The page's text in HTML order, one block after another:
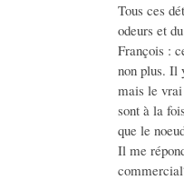
Tous ces
odeurs et
François :
non plus. Il
mais le
sont à la
que le
Il me